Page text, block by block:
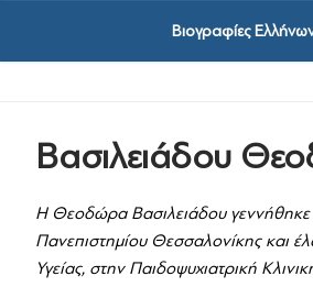
Βιογραφίες
Βασιλειάδου
Η Θεοδώρα Βασιλειάδου γεννήθηκε
Πανεπιστημίου Θεσσαλονίκης και
Υγείας, στην Παιδοψυχιατρική